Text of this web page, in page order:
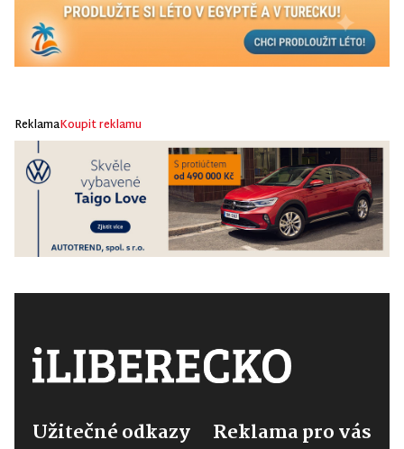
ReklamaKoupit reklamu
Užitečné odkazy Reklama pro vás